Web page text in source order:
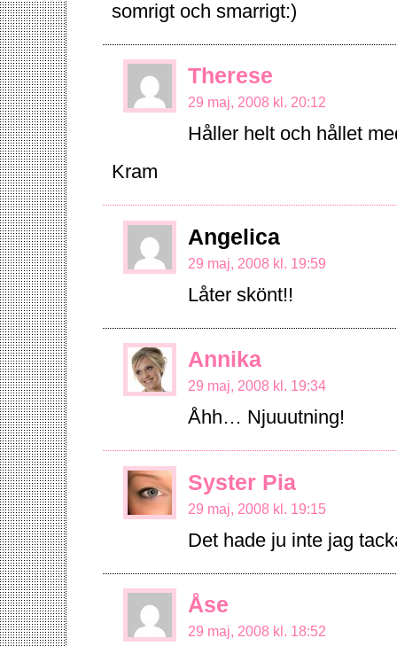
somrigt och smarrigt:)
Therese
29 maj, 2008 kl. 20:12
Håller helt och hållet
Kram
Angelica
29 maj, 2008 kl. 19:59
Låter skönt!!
Annika
29 maj, 2008 kl. 19:34
Åhh… Njuuutning!
Syster Pia
29 maj, 2008 kl. 19:15
Det hade ju inte jag
Åse
29 maj, 2008 kl. 18:52